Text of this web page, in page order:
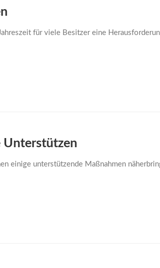
für viele Besitzer eine
Unterstützen
einige unterstützende Maßnahmen